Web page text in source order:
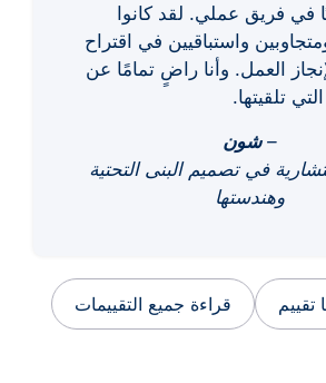
في فريق عملي. لقد كانوا
واستباقيين في اقتراح
العمل. وأنا راضٍ تمامًا عن
تلقيتها.
–شون
في تصميم البنى التحتية
وهندستها
تقييم قراءة جميع التقييمات